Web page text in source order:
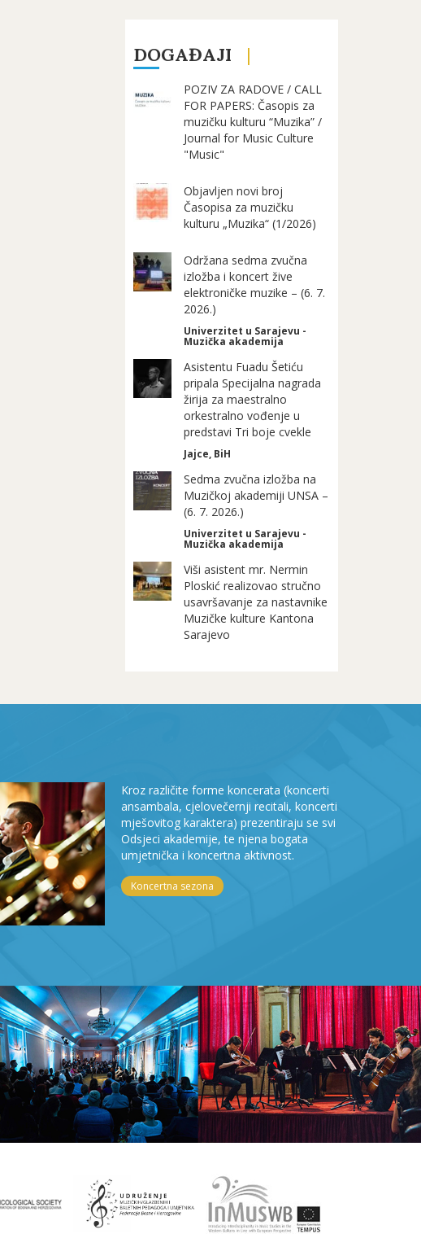
DOGAĐAJI
POZIV ZA RADOVE / CALL
FOR PAPERS: Časopis za
muzičku kulturu “Muzika” /
Journal for Music Culture
"Music"
Objavljen novi broj
Časopisa za muzičku
kulturu „Muzika“ (1/2026)
Održana sedma zvučna
izložba i koncert žive
elektroničke muzike – (6. 7.
2026.)
Univerzitet u Sarajevu -
Muzička akademija
Asistentu Fuadu Šetiću
pripala Specijalna nagrada
žirija za maestralno
orkestralno vođenje u
predstavi Tri boje cvekle
Jajce, BiH
Sedma zvučna izložba na
Muzičkoj akademiji UNSA –
(6. 7. 2026.)
Univerzitet u Sarajevu -
Muzička akademija
Viši asistent mr. Nermin
Ploskić realizovao stručno
usavršavanje za nastavnike
Muzičke kulture Kantona
Sarajevo
Kroz različite forme koncerata (koncerti
ansambala, cjelovečernji recitali, koncerti
mješovitog karaktera) prezentiraju se svi
Odsjeci akademije, te njena bogata
umjetnička i koncertna aktivnost.
Koncertna sezona